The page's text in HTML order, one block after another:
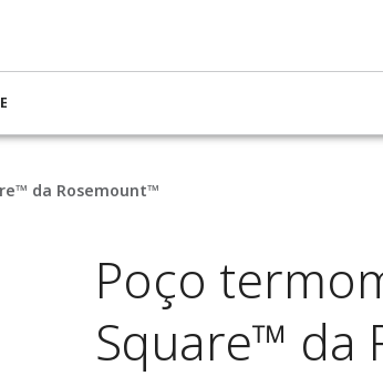
da Rosemount™
Poço
Square™ da